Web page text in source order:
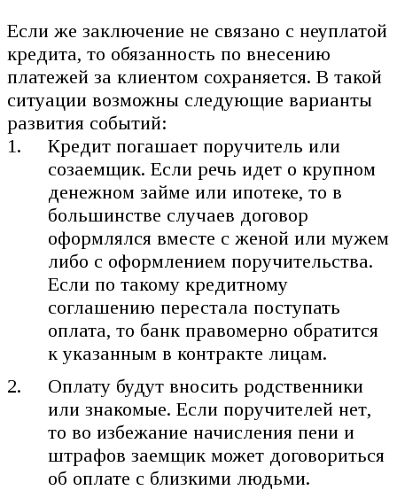
Если же заключение не связано с неуплатой
кредита, то обязанность по внесению
платежей за клиентом сохраняется. В такой
ситуации возможны следующие варианты
развития событий:
Кредит погашает поручитель или
созаемщик. Если речь идет о крупном
денежном займе или ипотеке, то в
большинстве случаев договор
оформлялся вместе с женой или мужем
либо с оформлением поручительства.
Если по такому кредитному
соглашению перестала поступать
оплата, то банк правомерно обратится
к указанным в контракте лицам.
Оплату будут вносить родственники
или знакомые. Если поручителей нет,
то во избежание начисления пени и
штрафов заемщик может договориться
об оплате с близкими людьми.